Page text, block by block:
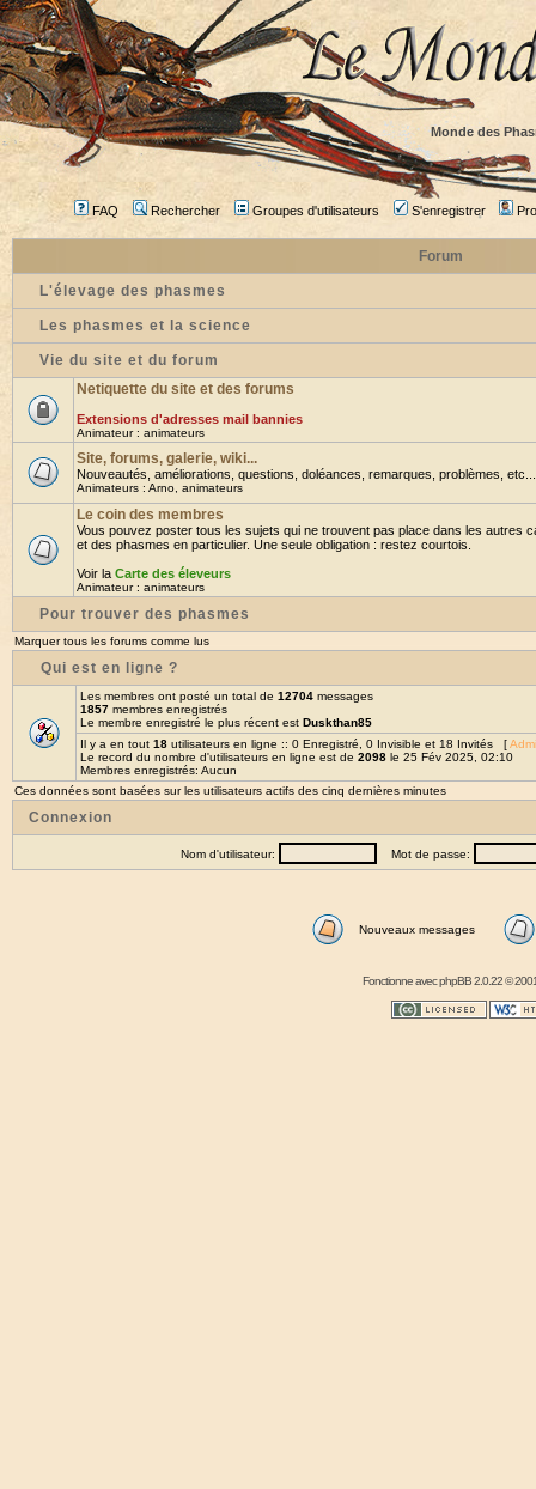
Monde des
FAQ Rechercher Groupes d'utilisateurs S'enregistrer
Forum
L'élevage des phasmes
Les phasmes et la science
Vie du site et du forum
Netiquette du site et des forums
Extensions d'adresses mail bannies
Animateur : animateurs
Site, forums, galerie, wiki...
Nouveautés, améliorations, questions, doléances, remarques, problèmes,
Animateurs : Arno animateurs
Le coin des membres
Vous pouvez poster tous les sujets qui ne trouvent pas place dans les autres
et des phasmes en particulier. Une seule obligation : restez courtois.
Voir la Carte des éleveurs
Animateur : animateurs
Pour trouver des phasmes
Marquer tous les forums comme lus
Qui est en ligne ?
Les membres ont posté un total de 12704 messages
1857 membres enregistrés
Le membre enregistré le plus récent est Duskthan85
Il y a en tout 18 utilisateurs en ligne :: 0 Enregistré, 0 Invisible et 18 Invités [
Le record du nombre d'utilisateurs en ligne est de 2098 le 25 Fév 2025, 02:10
Membres enregistrés: Aucun
Ces données sont basées sur les utilisateurs actifs des cinq dernières minutes
Connexion
Nom d'utilisateur: Mot de passe:
Nouveaux messages
Fonctionne avecphpBB2.0.22 ©